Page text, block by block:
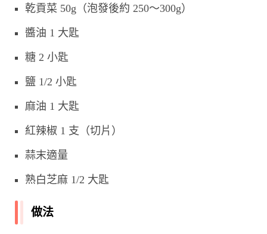
乾貢菜 50g（泡發後約 250～300g）
醬油 1 大匙
糖 2 小匙
鹽 1/2 小匙
麻油 1 大匙
紅辣椒 1 支（切片）
蒜末適量
熟白芝麻 1/2 大匙
做法